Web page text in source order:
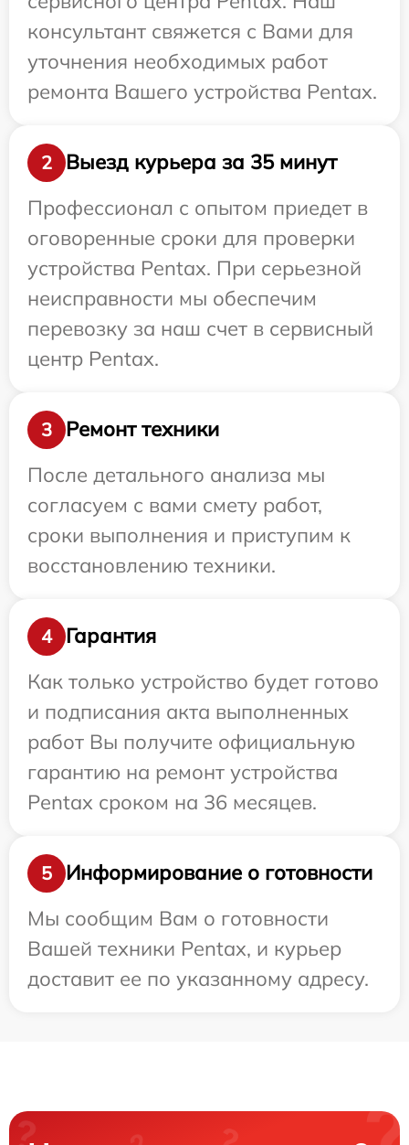
консультант свяжется с Вами для
уточнения необходимых работ
ремонта Вашего устройства Pentax.
2
Выезд курьера за 35 минут
Профессионал с опытом приедет в
оговоренные сроки для проверки
устройства Pentax. При серьезной
неисправности мы обеспечим
перевозку за наш счет в сервисный
центр Pentax.
3
Ремонт техники
После детального анализа мы
согласуем с вами смету работ,
сроки выполнения и приступим к
восстановлению техники.
4
Гарантия
Как только устройство будет готово
и подписания акта выполненных
работ Вы получите официальную
гарантию на ремонт устройства
Pentax сроком на 36 месяцев.
5
Информирование о готовности
Мы сообщим Вам о готовности
Вашей техники Pentax, и курьер
доставит ее по указанному адресу.